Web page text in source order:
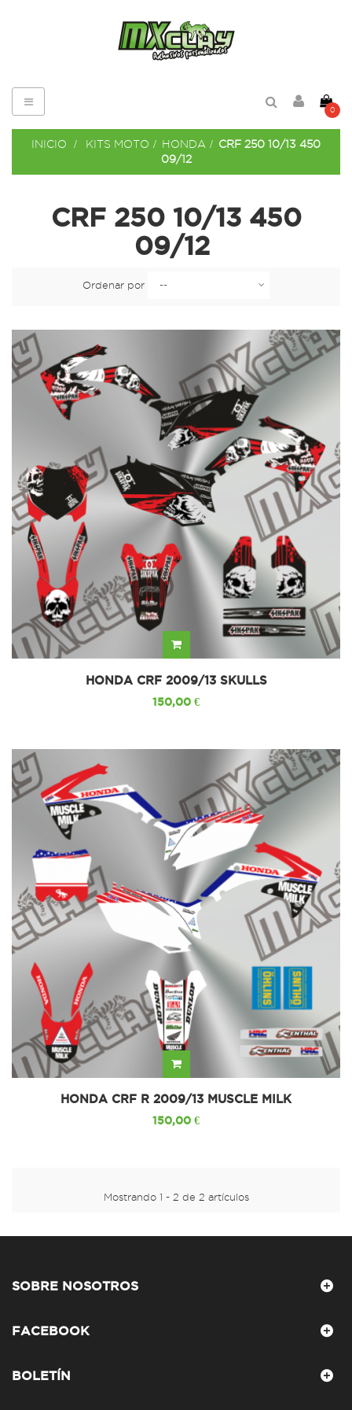
Navegación
de
palanca
0
INICIO > KITS MOTO > HONDA > CRF 250 10/13 450
09/12
CRF 250 10/13 450
09/12
Ordenar por
HONDA CRF 2009/13 SKULLS
150,00 €
HONDA CRF R 2009/13 MUSCLE MILK
150,00 €
Mostrando 1 - 2 de 2 artículos
SOBRE NOSOTROS
FACEBOOK
BOLETÍN